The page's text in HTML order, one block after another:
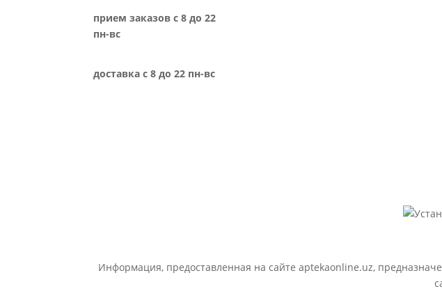
прием заказов с 8 до 22
пн-вс
доставка с 8 до 22 пн-вс
Информация, предоставленная на сайте aptekaonline.uz,